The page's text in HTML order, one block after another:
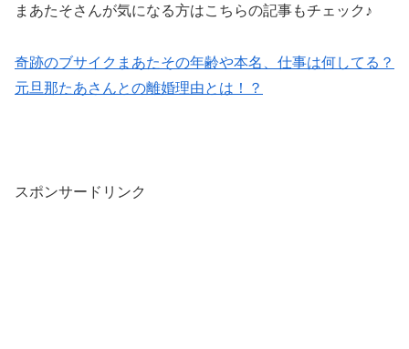
まあたそさんが気になる方はこちらの記事もチェック♪
奇跡のブサイクまあたその年齢や本名、仕事は何してる？
元旦那たあさんとの離婚理由とは！？
スポンサードリンク